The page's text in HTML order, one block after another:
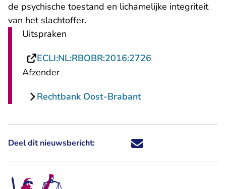
de psychische toestand en lichamelijke integriteit
van het slachtoffer.
Uitspraken
ECLI:NL:RBOBR:2016:2726
Afzender
Rechtbank Oost-Brabant
Deel dit nieuwsbericht: Deel dit nieuwsbericht via X -
Deel dit nieuwsbericht via
Deel dit nieuwsbericht
Deel dit